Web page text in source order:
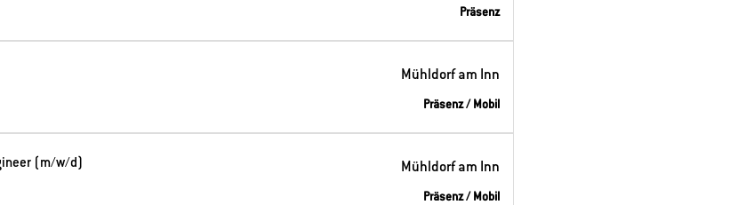
Präsenz
Mühldorf am Inn
Präsenz / Mobil
(m/w/d) Mühldorf am Inn
Präsenz / Mobil